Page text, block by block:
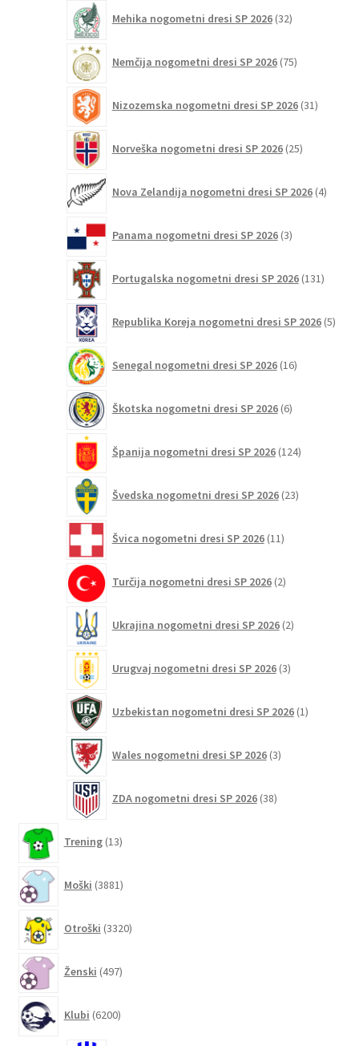
Mehika nogometni dresi SP 2026 32izdelkov
Nemčija nogometni dresi SP 2026 75izdelkov
Nizozemska nogometni dresi SP 2026 31izdelkov
Norveška nogometni dresi SP 2026 25izdelkov
Nova Zelandija nogometni dresi SP 2026 4izdelki
Panama nogometni dresi SP 2026 3izdelki
Portugalska nogometni dresi SP 2026 131
Republika Koreja nogometni dresi SP 2026 5
Senegal nogometni dresi SP 2026 16izdelkov
Škotska nogometni dresi SP 2026 6izdelkov
Španija nogometni dresi SP 2026 124izdelkov
Švedska nogometni dresi SP 2026 23izdelkov
Švica nogometni dresi SP 2026 11izdelkov
Turčija nogometni dresi SP 2026 2izdelka
Ukrajina nogometni dresi SP 2026 2izdelka
Urugvaj nogometni dresi SP 2026 3izdelki
Uzbekistan nogometni dresi SP 2026 1izdelek
Wales nogometni dresi SP 2026 3izdelki
ZDA nogometni dresi SP 2026 38izdelkov
Trening 13izdelkov
Moški 3881izdelkov
Otroški 3320izdelkov
Ženski 497izdelkov
Klubi 6200izdelkov